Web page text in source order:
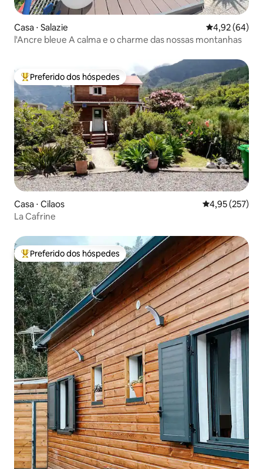
Casa ⋅ Salazie 4,92 de uma
4,92 (64)
l'Ancre bleue A calma e o charme das nossas montanhas
Entre os melhores preferidos dos hóspedes
Preferido dos hóspedes
Casa ⋅ Cilaos 4,95 de uma
4,95 (257)
La Cafrine
Entre os melhores preferidos dos hóspedes
Preferido dos hóspedes